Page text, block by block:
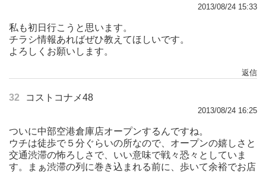
2013/08/24 15:33
私も初日行こうと思います。
チラシ情報あればぜひ教えてほしいです。
よろしくお願いします。
返信
32 コストコナメ48
2013/08/24 16:25
ついに中部空港倉庫店オープンするんですね。
ウチは徒歩で５分ぐらいの所なので、オープンの嬉しさと
交通渋滞の怖ろしさで、いい意味で戦々恐々としていま
す。まぁ渋滞の列に巻き込まれる前に、歩いて余裕でお店